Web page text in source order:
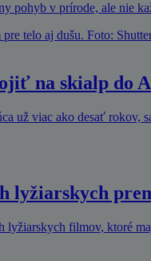
pohyb v prírode, ale nie
na skialp do
už viac ako desať rokov,
lyžiarskych
lyžiarskych filmov, ktoré